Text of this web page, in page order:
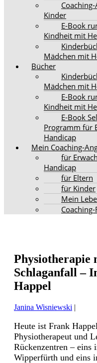
Kinder
E-Book
Kindheit mit
Mädchen mit
Bücher
Mädchen mit
E-Book
Kindheit mit
E-Book
Programm für
Handicap
Mein Coaching-
für
Handicap
für Eltern
für Kinder
Mein
Physiotherapie
Schlaganfall –
Happel
Janina Wisniewski |
Heute ist Frank
Physiotherapeut und
Rückenzentren – eins
Wipperfürth und eins